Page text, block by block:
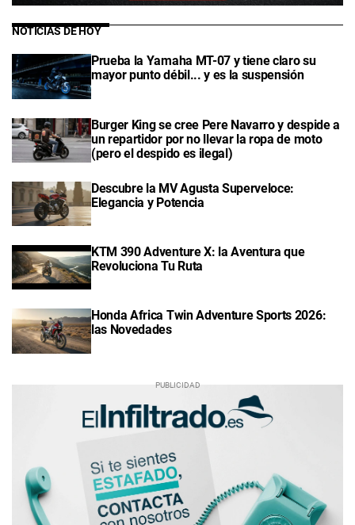
NOTICIAS DE HOY
Prueba la Yamaha MT-07 y tiene claro su
mayor punto débil... y es la suspensión
Burger King se cree Pere Navarro y despide a
un repartidor por no llevar la ropa de moto
(pero el despido es ilegal)
Descubre la MV Agusta Superveloce:
Elegancia y Potencia
KTM 390 Adventure X: la Aventura que
Revoluciona Tu Ruta
Honda Africa Twin Adventure Sports 2026:
las Novedades